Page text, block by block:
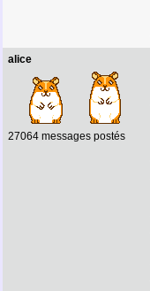
alice
27064 messages postés